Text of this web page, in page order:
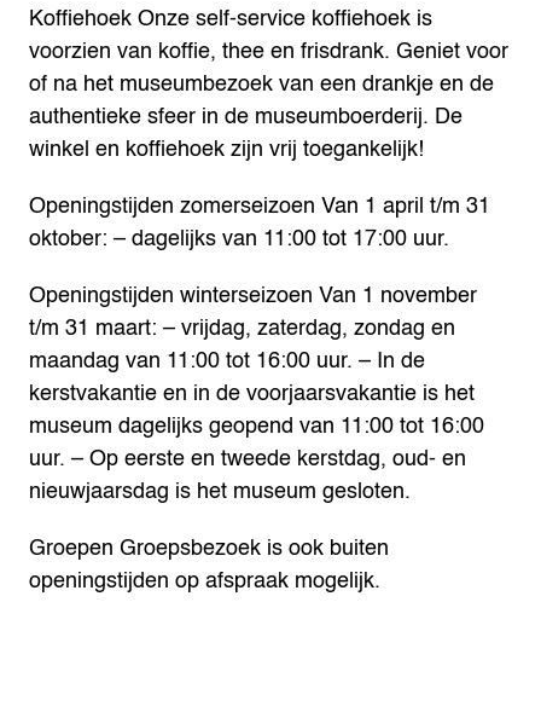
KoffiehoekOnze self-service koffiehoek is
voorzien van koffie, thee en frisdrank. Geniet voor
of na het museumbezoek van een drankje en de
authentieke sfeer in de museumboerderij. De
winkel en koffiehoek zijn vrij toegankelijk!
Openingstijden zomerseizoen Van 1 april t/m 31
oktober: – dagelijks van 11:00 tot 17:00 uur.
Openingstijden winterseizoen Van 1 november
t/m 31 maart: – vrijdag, zaterdag, zondag en
maandag van 11:00 tot 16:00 uur. – In de
kerstvakantie en in de voorjaarsvakantie is het
museum dagelijks geopend van 11:00 tot 16:00
uur. – Op eerste en tweede kerstdag, oud- en
nieuwjaarsdag is het museum gesloten.
Groepen Groepsbezoek is ook buiten
openingstijden op afspraak mogelijk.